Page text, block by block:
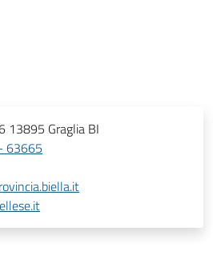
13895 Graglia BI
63665